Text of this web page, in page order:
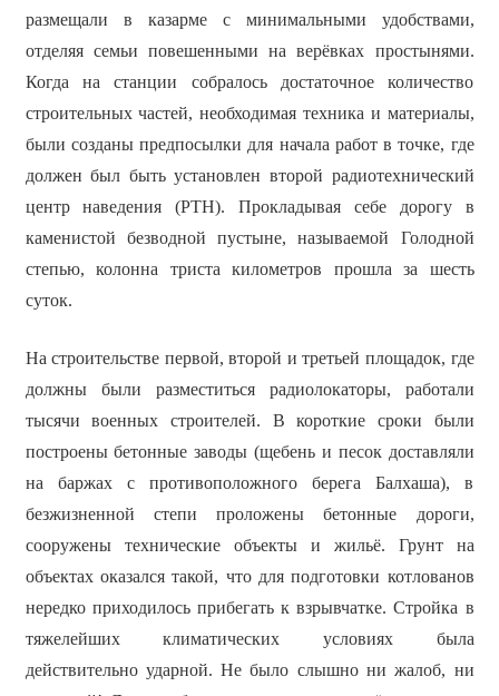
размещали в казарме с минимальными удобствами,
отделяя семьи повешенными на верёвках простынями.
Когда на станции собралось достаточное количество
строительных частей, необходимая техника и материалы,
были созданы предпосылки для начала работ в точке, где
должен был быть установлен второй радиотехнический
центр наведения (РТН). Прокладывая себе дорогу в
каменистой безводной пустыне, называемой Голодной
степью, колонна триста километров прошла за шесть
суток.
На строительстве первой, второй и третьей площадок, где
должны были разместиться радиолокаторы, работали
тысячи военных строителей. В короткие сроки были
построены бетонные заводы (щебень и песок доставляли
на баржах с противоположного берега Балхаша), в
безжизненной степи проложены бетонные дороги,
сооружены технические объекты и жильё. Грунт на
объектах оказался такой, что для подготовки котлованов
нередко приходилось прибегать к взрывчатке. Стройка в
тяжелейших климатических условиях была
действительно ударной. Не было слышно ни жалоб, ни